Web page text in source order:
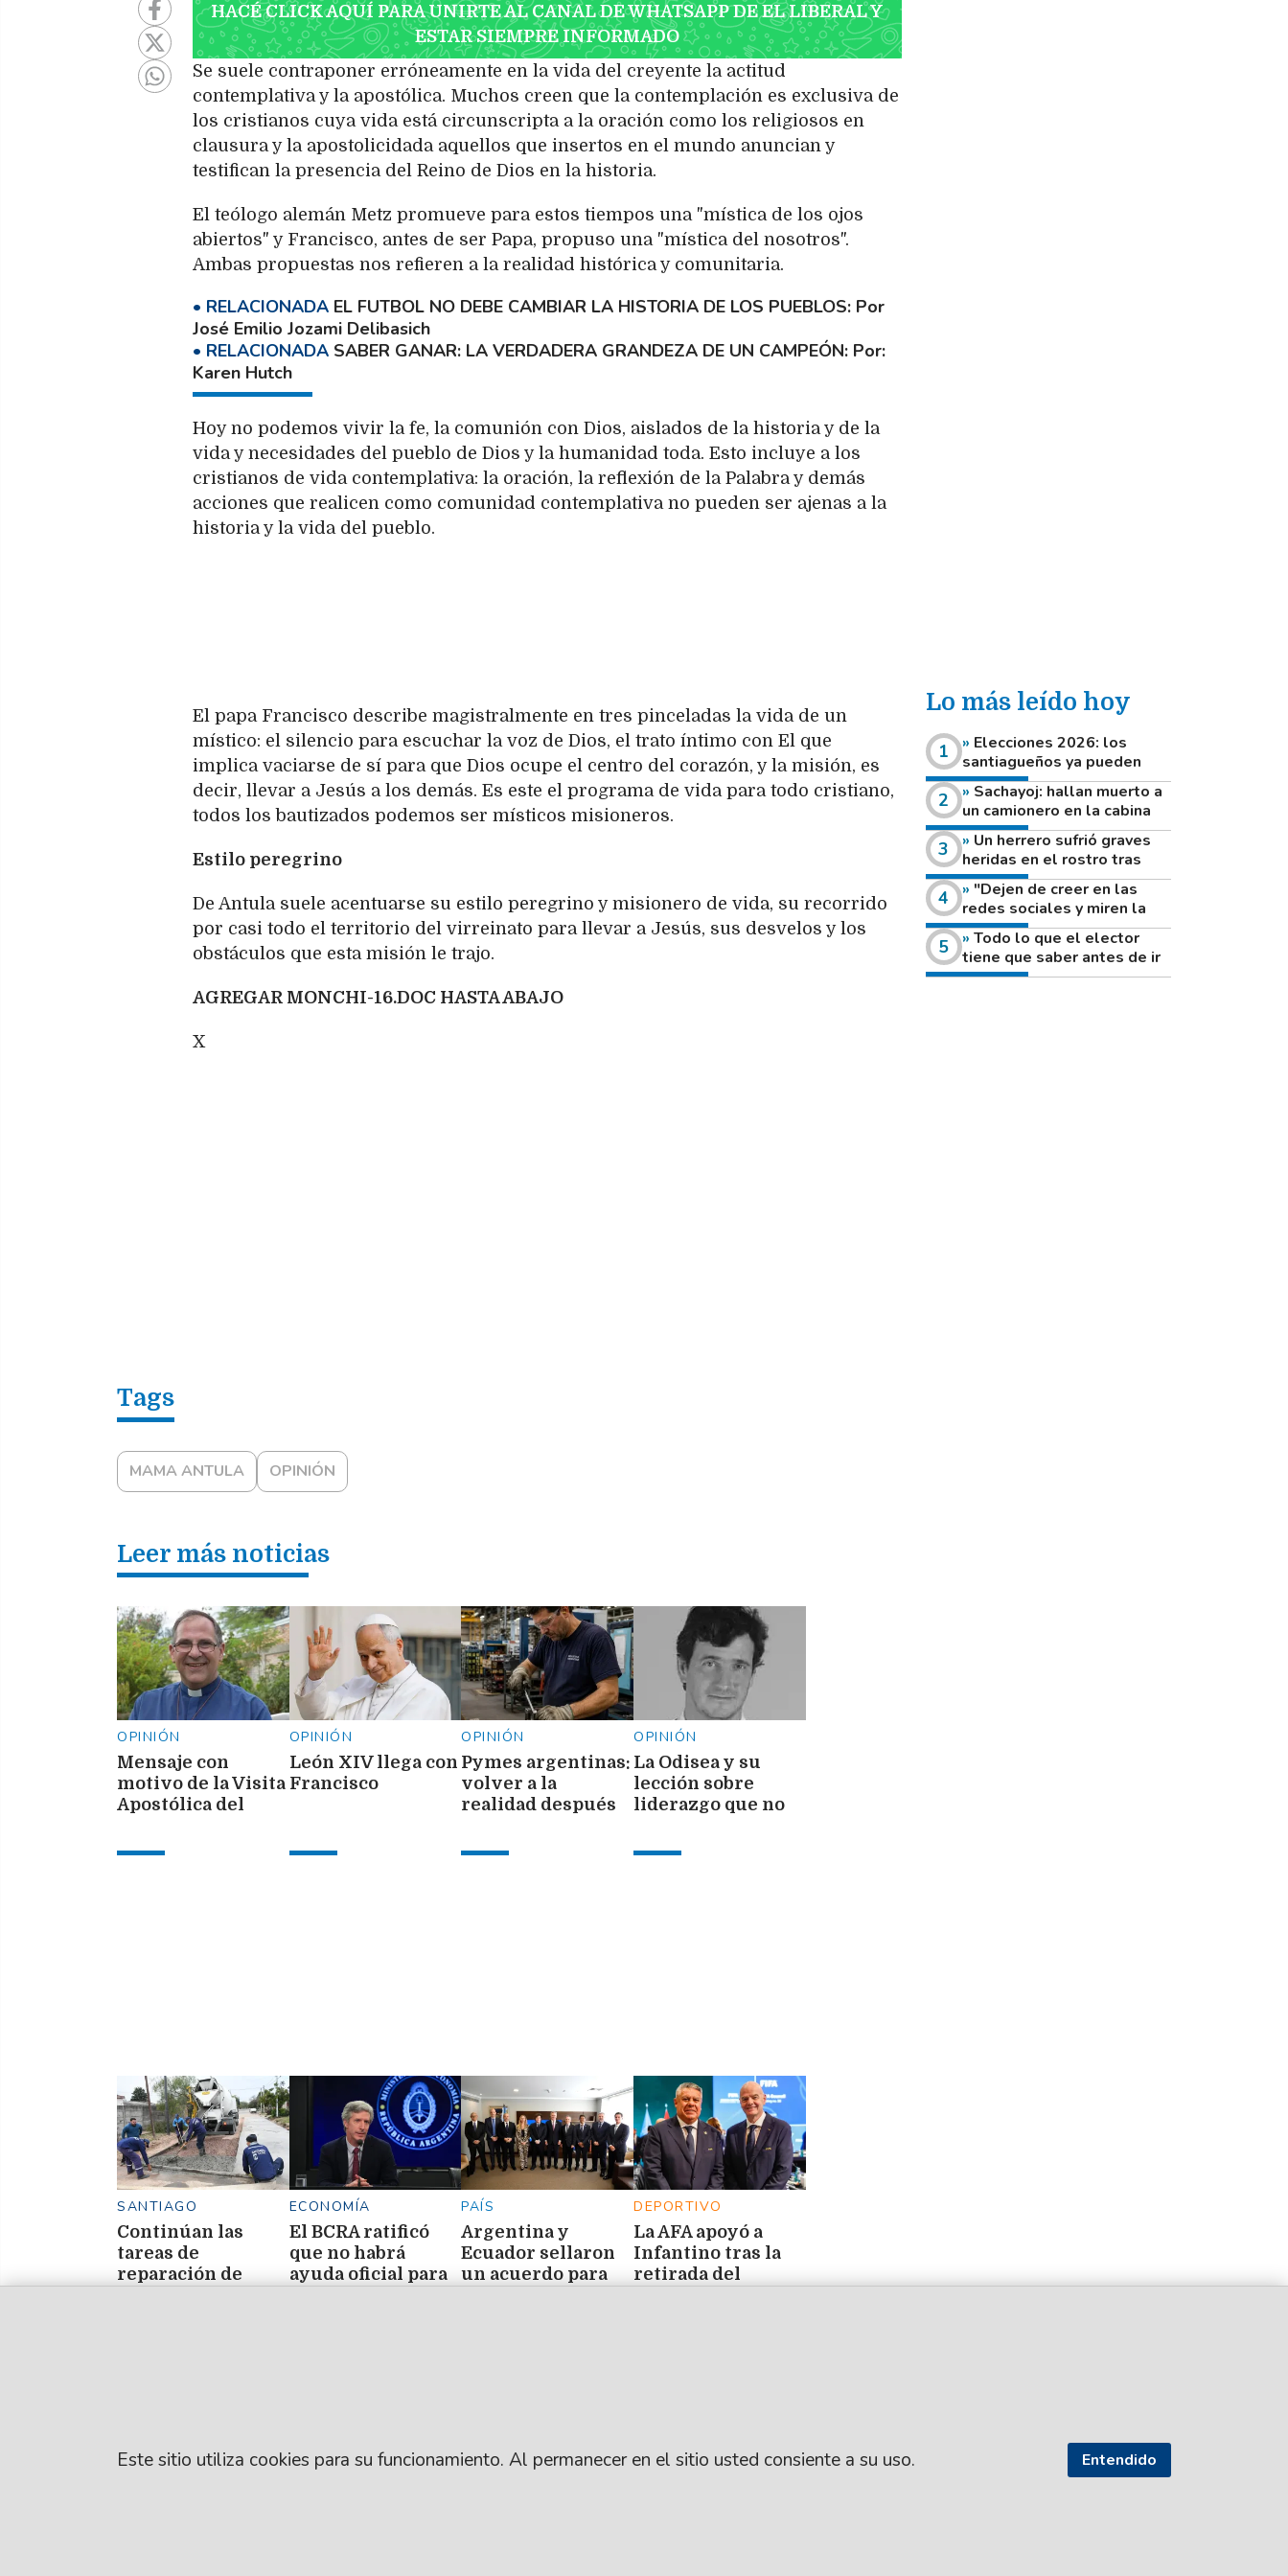
HACÉ CLICK AQUÍ PARA UNIRTE AL CANAL DE WHATSAPP DE EL LIBERAL Y
ESTAR SIEMPRE INFORMADO
Se suele contraponer erróneamente en la vida del creyente la actitud
contemplativa y la apostólica. Muchos creen que la contemplación es exclusiva de
los cristianos cuya vida está circunscripta a la oración como los religiosos en
clausura y la apostolicidada aquellos que insertos en el mundo anuncian y
testifican la presencia del Reino de Dios en la historia.
El teólogo alemán Metz promueve para estos tiempos una "mística de los ojos
abiertos" y Francisco, antes de ser Papa, propuso una "mística del nosotros".
Ambas propuestas nos refieren a la realidad histórica y comunitaria.
EL FUTBOL NO DEBE CAMBIAR LA HISTORIA DE LOS PUEBLOS Por
José Emilio Jozami Delibasich
SABER GANAR: LA VERDADERA GRANDEZA DE UN CAMPEÓN Por:
Karen Hutch
Hoy no podemos vivir la fe, la comunión con Dios, aislados de la historia y de la
vida y necesidades del pueblo de Dios y la humanidad toda. Esto incluye a los
cristianos de vida contemplativa: la oración, la reflexión de la Palabra y demás
acciones que realicen como comunidad contemplativa no pueden ser ajenas a la
historia y la vida del pueblo.
El papa Francisco describe magistralmente en tres pinceladas la vida de un
místico: el silencio para escuchar la voz de Dios, el trato íntimo con El que
implica vaciarse de sí para que Dios ocupe el centro del corazón, y la misión, es
decir, llevar a Jesús a los demás. Es este el programa de vida para todo cristiano,
todos los bautizados podemos ser místicos misioneros.
Estilo peregrino
De Antula suele acentuarse su estilo peregrino y misionero de vida, su recorrido
por casi todo el territorio del virreinato para llevar a Jesús, sus desvelos y los
obstáculos que esta misión le trajo.
AGREGAR MONCHI-16.DOC HASTA ABAJO
X
MAMA ANTULA OPINIÓN
Leer más noticias
OPINIÓN
Mensaje con
motivo de la Visita
Apostólica del
XIV a la Argentina
OPINIÓN
León XIV llega con
Francisco
OPINIÓN
Pymes argentinas:
volver a la
realidad después
mundialista
OPINIÓN
La Odisea y su
lección sobre
liderazgo que no
trumpistas ni
SANTIAGO
Continúan las
tareas de
reparación de
ECONOMÍA
El BCRA ratificó
que no habrá
ayuda oficial para
PAÍS
Argentina y
Ecuador sellaron
un acuerdo para
DEPORTIVO
La AFA apoyó a
Infantino tras la
retirada del
Lo más leído hoy
Elecciones 2026: los
santiagueños ya pueden
consultar dónde votan este
domingo
Sachayoj: hallan muerto a
un camionero en la cabina
de su vehículo a la vera de
un camino rural
Un herrero sufrió graves
heridas en el rostro tras
reventar el disco de una
amoladora
"Dejen de creer en las
redes sociales y miren la
heladera de sus casas": el
fuerte mensaje de una joven
que votó por primera vez
Todo lo que el elector
tiene que saber antes de ir
a votar este domingo
Este sitio utiliza cookies para su funcionamiento. Al permanecer en el sitio usted consiente a su uso. Entendido